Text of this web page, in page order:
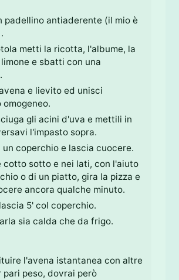
padellino antiaderente (il mio è
metti la ricotta, l'albume, la
e sbatti con una
e lievito ed unisci
gli acini d'uva e mettili in
l'impasto sopra.
un coperchio e lascia cuocere.
cotto sotto e nei lati, con l'aiuto
o di un piatto, gira la pizza e
ancora qualche minuto.
5' col coperchio.
sia calda che da frigo.
l'avena istantanea con altre
pari peso, dovrai però